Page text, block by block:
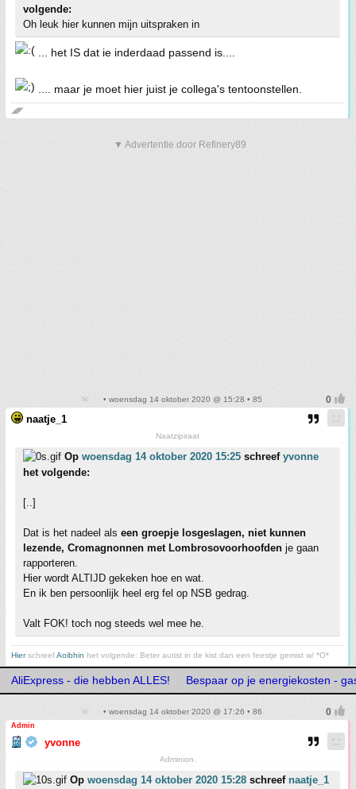
volgende:
Oh leuk hier kunnen mijn uitspraken in
... het IS dat ie inderdaad passend is....
.... maar je moet hier juist je collega's tentoonstellen.
◢◤
▼ Advertentie door Refinery89
• woensdag 14 oktober 2020 @ 15:28 • 85
naatje_1
Naatzipiraat
Op woensdag 14 oktober 2020 15:25 schreef yvonne
het volgende:
[..]
Dat is het nadeel als een groepje losgeslagen, niet kunnen
lezende, Cromagnonnen met Lombrosovoorhoofden je gaan
rapporteren.
Hier wordt ALTIJD gekeken hoe en wat.
En ik ben persoonlijk heel erg fel op NSB gedrag.
Valt FOK! toch nog steeds wel mee he.
HierschreefAoibhin het volgende: Beter autist in de kist dan een feestje gemist w/ *O*
AliExpress - die hebben ALLES! Bespaar op je energiekosten -
• woensdag 14 oktober 2020 @ 17:26 • 86
Admin
yvonne
Adminion.
Op woensdag 14 oktober 2020 15:28 schreef naatje_1